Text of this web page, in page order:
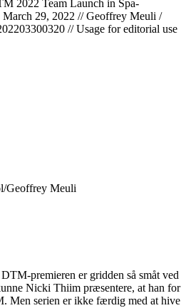
Geoffrey Meuli
premieren er gridden så småt ved
Nicki Thiim præsentere, at han for
Men serien er ikke færdig med at hive